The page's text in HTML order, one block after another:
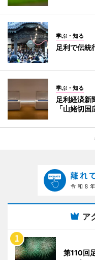
学ぶ・知る
足利で伝
学ぶ・知る
足利経済新
「山姥切国
ア
第110回